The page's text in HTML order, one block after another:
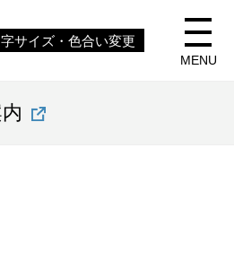
サイズ・色合い変更
MENU